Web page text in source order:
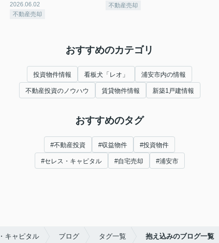
2026.06.02
不動産売却
不動産売却
おすすめのカテゴリ
投資物件情報 看板犬「レオ」 浦安市内の情報
不動産投資のノウハウ 賃貸物件情報 新築1戸建情報
おすすめのタグ
#不動産投資 #収益物件 #投資物件
#セレス・キャピタル #自宅売却 #浦安市
キャピタル ブログ タグ一覧 抱え込みのブログ一覧